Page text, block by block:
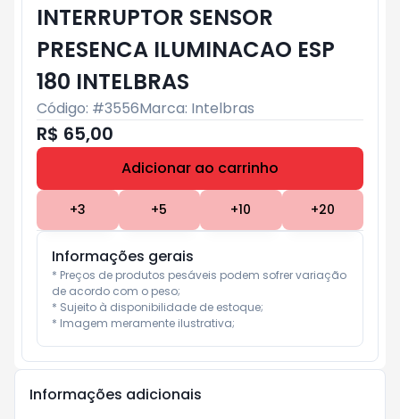
INTERRUPTOR SENSOR
PRESENCA ILUMINACAO ESP
180 INTELBRAS
Código: #3556Marca: Intelbras
R$ 65,00
Adicionar ao carrinho
+3 +5 +10 +20
Informações gerais
* Preços de produtos pesáveis podem sofrer variação
de acordo com o peso;
* Sujeito à disponibilidade de estoque;
* Imagem meramente ilustrativa;
Informações adicionais